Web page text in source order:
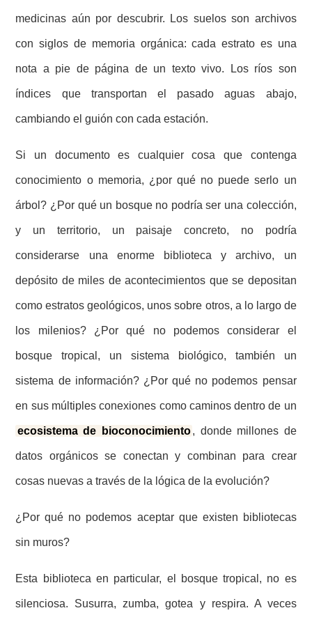
medicinas aún por descubrir. Los suelos son archivos
con siglos de memoria orgánica: cada estrato es una
nota a pie de página de un texto vivo. Los ríos son
índices que transportan el pasado aguas abajo,
cambiando el guión con cada estación.
Si un documento es cualquier cosa que contenga
conocimiento o memoria, ¿por qué no puede serlo un
árbol? ¿Por qué un bosque no podría ser una colección,
y un territorio, un paisaje concreto, no podría
considerarse una enorme biblioteca y archivo, un
depósito de miles de acontecimientos que se depositan
como estratos geológicos, unos sobre otros, a lo largo de
los milenios? ¿Por qué no podemos considerar el
bosque tropical, un sistema biológico, también un
sistema de información? ¿Por qué no podemos pensar
en sus múltiples conexiones como caminos dentro de un
ecosistema de bioconocimiento, donde millones de
datos orgánicos se conectan y combinan para crear
cosas nuevas a través de la lógica de la evolución?
¿Por qué no podemos aceptar que existen bibliotecas
sin muros?
Esta biblioteca en particular, el bosque tropical, no es
silenciosa. Susurra, zumba, gotea y respira. A veces